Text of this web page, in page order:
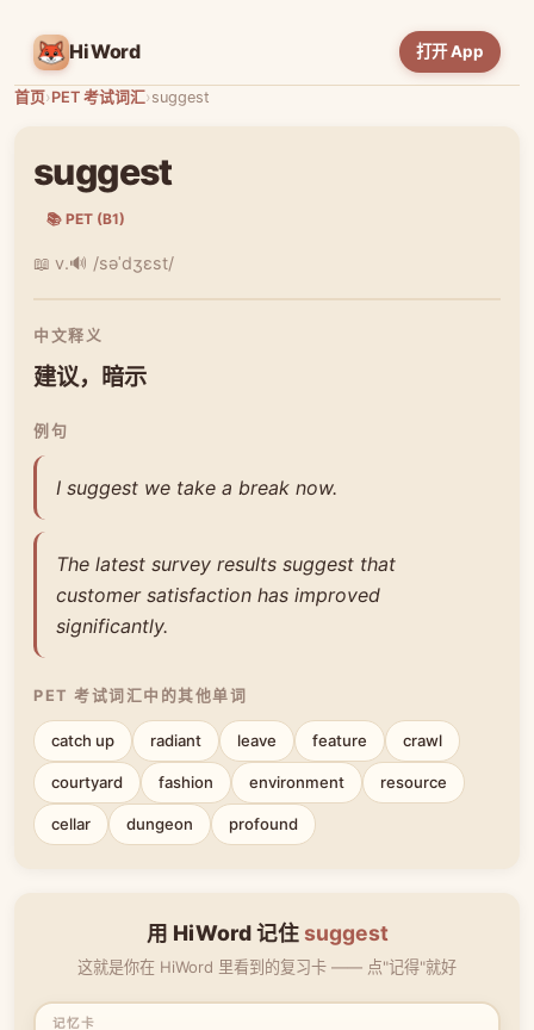
HiWord 打开 App
首页›PET 考试词汇›suggest
suggest
📚 PET (B1)
📖 v.🔊 /səˈdʒɛst/
中文释义
建议，暗示
例句
I suggest we take a break now.
The latest survey results suggest that
customer satisfaction has improved
significantly.
PET 考试词汇中的其他单词
catch up radiant leave feature crawl
courtyard fashion environment resource
cellar dungeon profound
用 HiWord 记住suggest
这就是你在 HiWord 里看到的复习卡 —— 点"记得"就好